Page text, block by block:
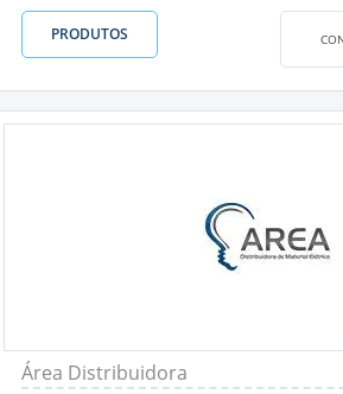
PRODUTOS
Área Distribuidora